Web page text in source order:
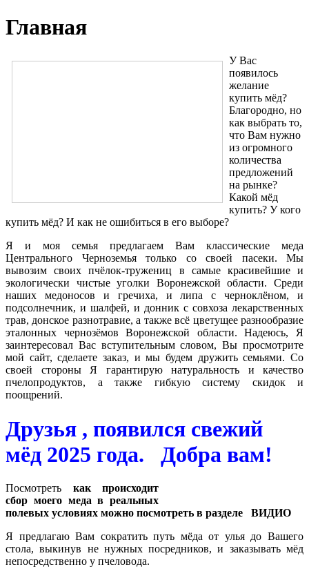
Главная
У Вас
появилось
желание
купить мёд?
Благородно, но
как выбрать то,
что Вам нужно
из огромного
количества
предложений
на рынке?
Какой мёд
купить? У кого
купить мёд? И как не ошибиться в его выборе?
Я и моя семья предлагаем Вам классические меда
Центрального Черноземья только со своей пасеки. Мы
вывозим своих пчёлок-тружениц в самые красивейшие и
экологически чистые уголки Воронежской области. Среди
наших медоносов и гречиха, и липа с черноклёном, и
подсолнечник, и шалфей, и донник с совхоза лекарственных
трав, донское разнотравие, а также всё цветущее разнообразие
эталонных чернозёмов Воронежской области. Надеюсь, Я
заинтересовал Вас вступительным словом, Вы просмотрите
мой сайт, сделаете заказ, и мы будем дружить семьями. Со
своей стороны Я гарантирую натуральность и качество
пчелопродуктов, а также гибкую систему скидок и
поощрений.
Друзья , появился свежий
мёд 2025 года. Добра вам!
Посмотреть как происходит
сбор моего меда в реальных
полевых условиях можно посмотреть в разделе ВИДИО
Я предлагаю Вам сократить путь мёда от улья до Вашего
стола, выкинув не нужных посредников, и заказывать мёд
непосредственно у пчеловода.